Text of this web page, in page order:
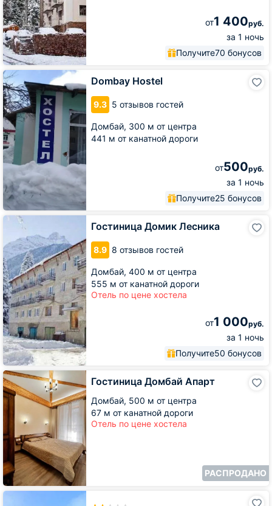
от1 400руб.
за 1 ночь
Получите70 бонусов
Dombay Hostel
9.3 5 отзывов гостей
Домбай, 300 м от центра
441 м от канатной дороги
от500руб.
за 1 ночь
Получите25 бонусов
Dombay
Hostel
Гостиница Домик Лесника
8.9 8 отзывов гостей
Домбай, 400 м от центра
555 м от канатной дороги
Отель по цене хостела
от1 000руб.
за 1 ночь
Получите50 бонусов
Гостиница
Домик
Лесника
Гостиница Домбай Апарт
Домбай, 500 м от центра
67 м от канатной дороги
Отель по цене хостела
РАСПРОДАНО
Гостиница
Домбай
Апарт
Курортный